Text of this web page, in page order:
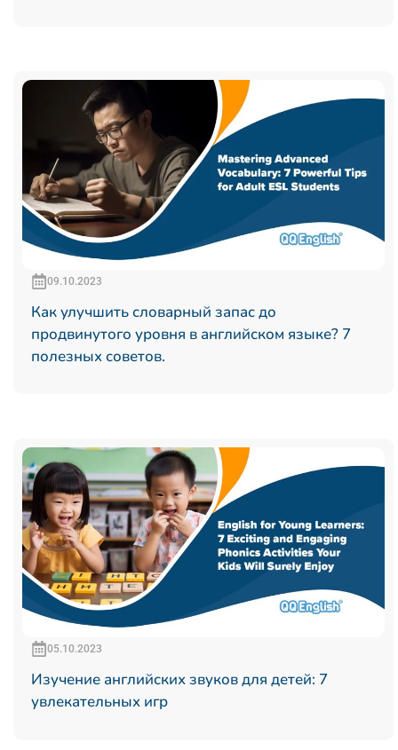
09.10.2023
Как улучшить словарный запас до
продвинутого уровня в английском языке? 7
полезных советов.
05.10.2023
Изучение английских звуков для детей: 7
увлекательных игр